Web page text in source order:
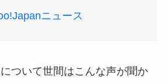
ニュース
ついて世間はこんな声が聞か